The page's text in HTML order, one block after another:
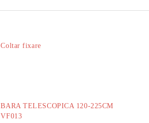
Coltar fixare
BARA TELESCOPICA 120-225CM
VF013